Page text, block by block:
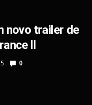
novo trailer de
II
0